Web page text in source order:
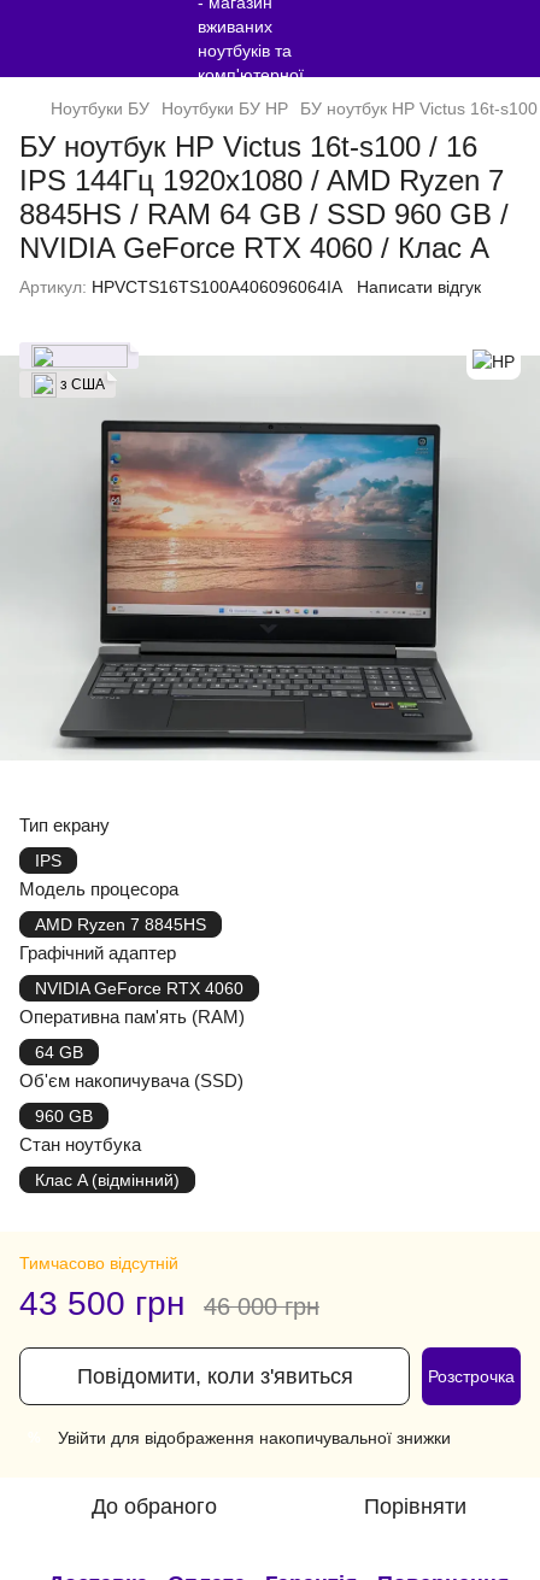
Ноутбуки БУ Ноутбуки БУ HP БУ ноутбук HP Victus 16t-
БУ ноутбук HP Victus 16t-s100 / 16
IPS 144Гц 1920x1080 / AMD Ryzen 7
8845HS / RAM 64 GB / SSD 960 GB /
NVIDIA GeForce RTX 4060 / Клас A
Артикул: HPVCTS16TS100A406096064IA Написати відгук
з США
Тип екрану
IPS
Модель процесора
AMD Ryzen 7 8845HS
Графічний адаптер
NVIDIA GeForce RTX 4060
Оперативна пам'ять (RAM)
64 GB
Об'єм накопичувача (SSD)
960 GB
Стан ноутбука
Клас A (відмінний)
Тимчасово відсутній
43 500 грн 46 000 грн
Повідомити, коли з'явиться Розстрочка
Увійти для відображення накопичувальної знижки
До обраного Порівняти